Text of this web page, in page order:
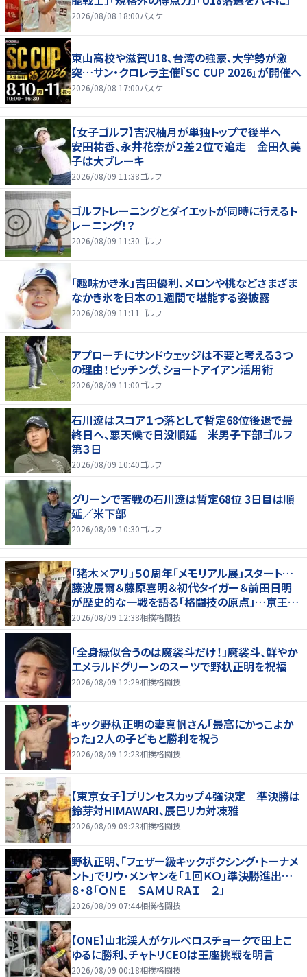
2026/08/08 18:00バスケ
東山高校や滋賀U18、台湾の強豪、大学勢が激
突…サン・クロレラ主催『SC CUP 2026』が開催へ
2026/08/08 17:00バスケ
【女子ゴルフ】吉沢柚月が単独トップで後半へ
安田祐香、永井花奈が２差２位で追走 金田久美
子は大ブレーキ
2026/08/09 11:38ゴルフ
ゴルフトレーニングとダイエットが同時に行えるト
レーニング！？
2026/08/09 11:30ゴルフ
「趣味かき氷」吉田優利、メロンや桃などさまざま
なかき氷を日本の１週間で堪能する姿披露
2026/08/09 11:11 ゴルフ
アプローチにサンドウェッジは不要と考える３つ
の理由！ピッチング、ショートアイアン活用術
2026/08/09 11:00ゴルフ
石川遼はスコア１つ落として暫定68位後退で最
終日へ、悪天候で日没順延 米男子下部ゴルフ
第３日
2026/08/09 10:40ゴルフ
グリーンで苦戦の石川遼は暫定68位 3日目は順
延／米下部
2026/08/09 10:30ゴルフ
「猪木×アリ」５０周年「メモリアル展」スタート…
藤波辰爾＆藤原喜明＆初代タイガー＆前田日明
が歴史的な一戦を語る「格闘技の原点」…京王プ
ラザホテルで３１日まで
2026/08/09 12:38相撲格闘技
「全身緑似合うのは魔裟斗だけ！」魔裟斗、鮮やか
エメラルドグリーンのスーツで野杁正明を祝福
2026/08/09 12:29相撲格闘技
キック野杁正明の妻真帆さん「最高にかっこよか
った」２人の子どもと勝利を祝う
2026/08/09 12:23相撲格闘技
【東京女子】プリンセスカップ４強決定 準決勝は
鈴芽対HIMAWARI、辰巳リカ対凍雅
2026/08/09 09:23相撲格闘技
野杁正明、「フェザー級キックボクシング・トーナメ
ント」でリウ・メンヤンを「１回ＫＯ」準決勝進出…
８・８「ＯＮＥ ＳＡＭＵＲＡＩ ２」
2026/08/09 07:44相撲格闘技
【ONE】山北渓人がケルベロスチョークで田上こ
ゆるに勝利、チャトリCEOは王座挑戦を明言
2026/08/09 00:18相撲格闘技